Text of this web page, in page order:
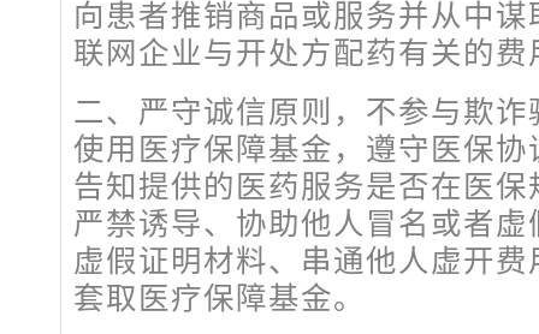
向患者推销商品或服务并从中
联网企业与开处方配药有关的费
二、严守诚信原则，不参与欺
使用医疗保障基金，遵守医保
告知提供的医药服务是否在医
严禁诱导、协助他人冒名或者
虚假证明材料、串通他人虚开
套取医疗保障基金。